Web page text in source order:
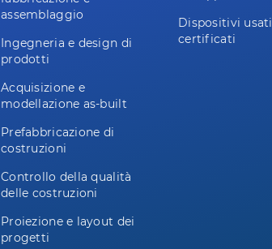
assemblaggio
Ingegneria e design di
prodotti
Acquisizione e
modellazione as-built
Prefabbricazione di
costruzioni
Controllo della qualità
delle costruzioni
Proiezione e layout dei
progetti
Dispositivi usati
certificati